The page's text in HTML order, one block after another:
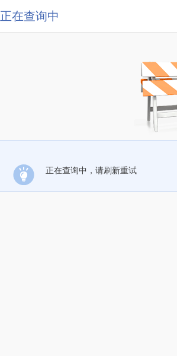
正在查询中
正在查询中，请刷新重试